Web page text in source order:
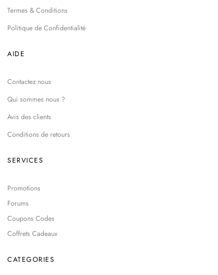
Termes & Conditions
Politique de Confidentialité
AIDE
Contactez nous
Qui sommes nous ?
Avis des clients
Conditions de retours
SERVICES
Promotions
Forums
Coupons Codes
Coffrets Cadeaux
CATEGORIES